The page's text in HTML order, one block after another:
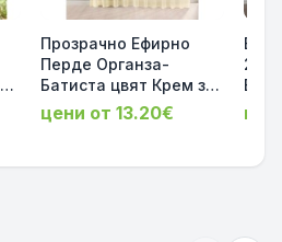
Прозрачно Ефирно
Перде Органза-
Батиста цвят Крем за
Релса и Тръбен
Корниз 245х140 и
58508363
цени от 13.20€